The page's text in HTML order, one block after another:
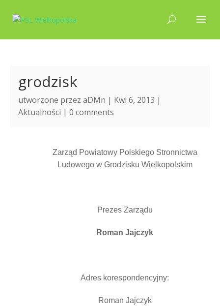
grodzisk
utworzone przezaDMn | Kwi 6, 2013 |
Aktualności |0 comments
Zarząd Powiatowy Polskiego Stronnictwa
Ludowego w Grodzisku Wielkopolskim
Prezes Zarządu
Roman Jajczyk
Adres korespondencyjny:
Roman Jajczyk